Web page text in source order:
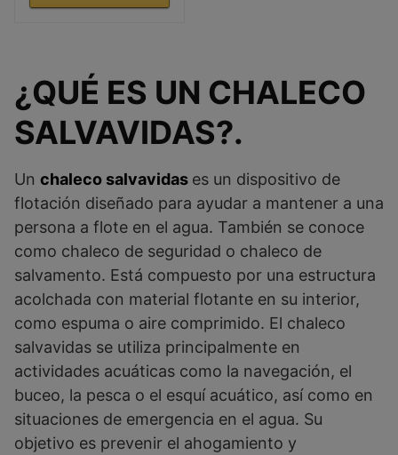
¿QUÉ ES UN CHALECO
SALVAVIDAS?.
Un chaleco salvavidas es un dispositivo de
flotación diseñado para ayudar a mantener a una
persona a flote en el agua. También se conoce
como chaleco de seguridad o chaleco de
salvamento. Está compuesto por una estructura
acolchada con material flotante en su interior,
como espuma o aire comprimido. El chaleco
salvavidas se utiliza principalmente en
actividades acuáticas como la navegación, el
buceo, la pesca o el esquí acuático, así como en
situaciones de emergencia en el agua. Su
objetivo es prevenir el ahogamiento y